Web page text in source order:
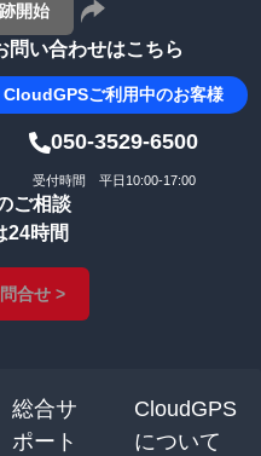
開始
問い合わせはこちら
CloudGPSご利用中のお客様
050-3529-6500
受付時間 平日10:00-17:00
ご相談
24時間
合せ >
総合サ
ポート
CloudGPS
について